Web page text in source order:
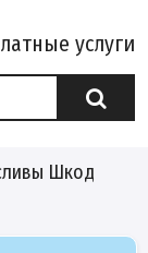
услуги
Шкод